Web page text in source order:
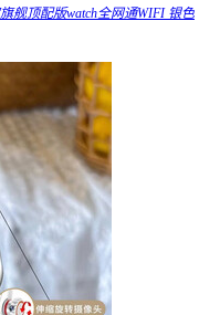
舰顶配版watch全网通WIFI 银色